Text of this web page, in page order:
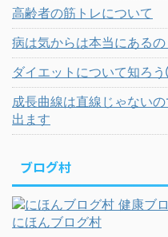
高齢者の筋トレについて
病は気からは本当にある
ダイエットについて知ろ
成長曲線は直線じゃない
出ます
ブログ村
にほんブログ村